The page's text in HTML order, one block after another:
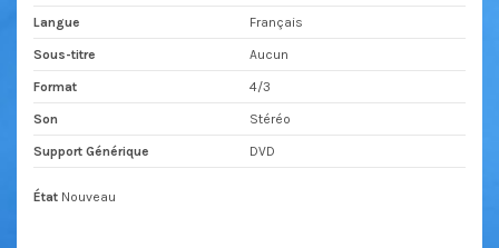
Langue Français
Sous-titre Aucun
Format 4/3
Son Stéréo
Support Générique DVD
État Nouveau